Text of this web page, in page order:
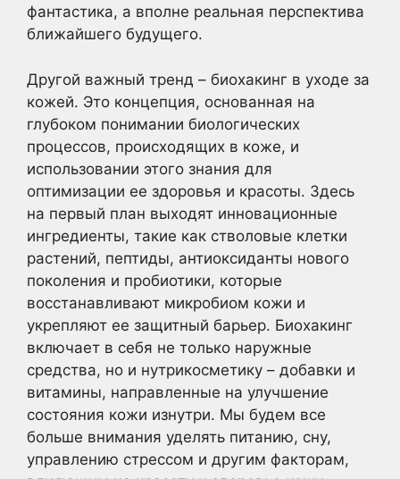
фантастика, а вполне реальная перспектива
ближайшего будущего.
Другой важный тренд – биохакинг в уходе за
кожей. Это концепция, основанная на
глубоком понимании биологических
процессов, происходящих в коже, и
использовании этого знания для
оптимизации ее здоровья и красоты. Здесь
на первый план выходят инновационные
ингредиенты, такие как стволовые клетки
растений, пептиды, антиоксиданты нового
поколения и пробиотики, которые
восстанавливают микробиом кожи и
укрепляют ее защитный барьер. Биохакинг
включает в себя не только наружные
средства, но и нутрикосметику – добавки и
витамины, направленные на улучшение
состояния кожи изнутри. Мы будем все
больше внимания уделять питанию, сну,
управлению стрессом и другим факторам,